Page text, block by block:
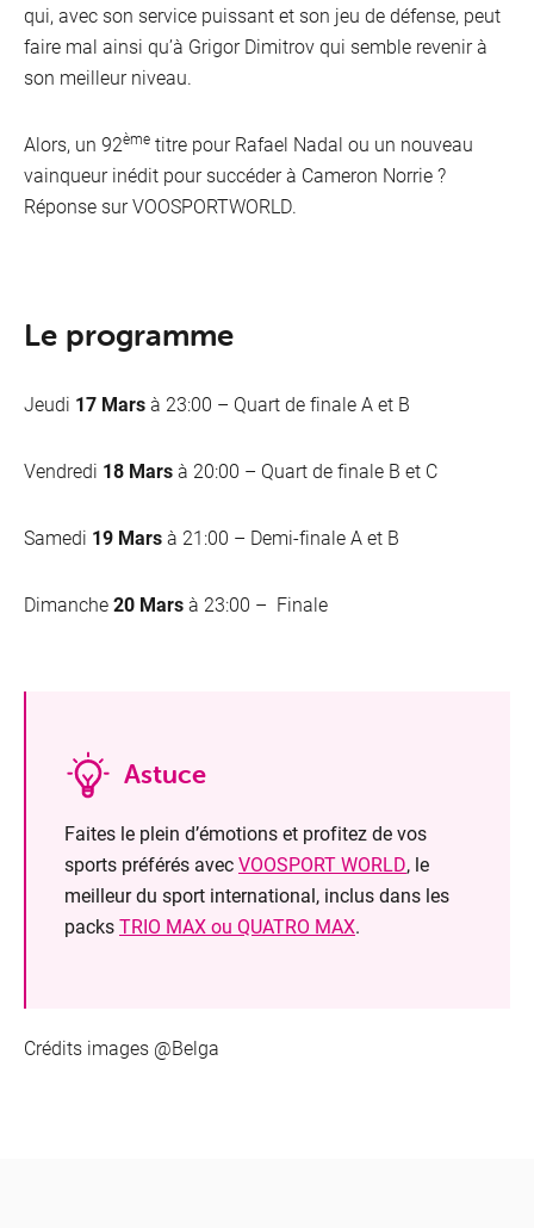
qui, avec son service puissant et son jeu de défense, peut
faire mal ainsi qu’à Grigor Dimitrov qui semble revenir à
son meilleur niveau.
Alors, un 92ème titre pour Rafael Nadal ou un nouveau
vainqueur inédit pour succéder à Cameron Norrie ?
Réponse sur VOOSPORTWORLD.
Le programme
Jeudi 17 Marsà 23:00 – Quart de finale A et B
Vendredi 18 Marsà 20:00 – Quart de finale B et C
Samedi 19 Marsà 21:00 – Demi-finale A et B
Dimanche20 Marsà 23:00 – Finale
Astuce
Faites le plein d’émotions et profitez de vos
sports préférés avecVOOSPORT WORLD, le
meilleur du sport international, inclus dans les
packsTRIO MAX ou QUATRO MAX.
Crédits images @Belga